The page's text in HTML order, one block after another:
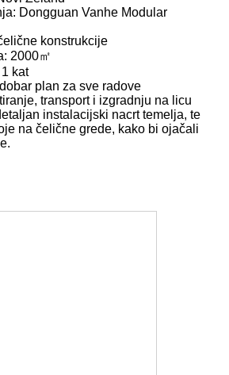
Dongguan Vanhe Modular
konstrukcije
2000㎡
kat
plan za sve radove
transport i izgradnju na licu
instalacijski nacrt temelja, te
na čelične grede, kako bi ojačali